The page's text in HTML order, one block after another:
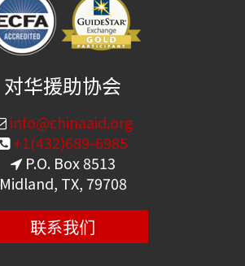
对华援助协会
info@chinaaid.org
+1(432)689-6985
P.O. Box 8513
Midland, TX, 79708
联系我们